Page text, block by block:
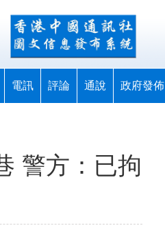
電訊 評論 通說 政府發佈
警方：已拘